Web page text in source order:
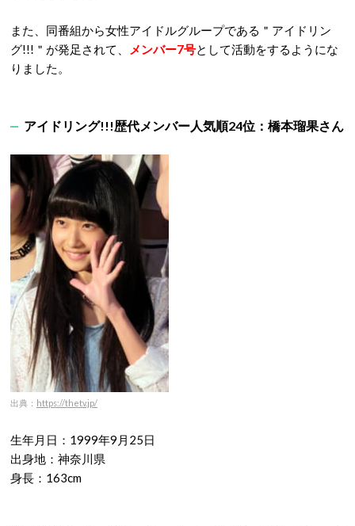
また、同番組から女性アイドルグループである＂アイドリン
グ!!!＂が発足されて、
メンバー7号として活動をするようにな
りました。
アイドリング!!!歴代メンバー人気順24位：橋本瑠果さん
出典： https://thetv.jp/
生年月日：1999年9月25日
出身地：神奈川県
身長：163cm